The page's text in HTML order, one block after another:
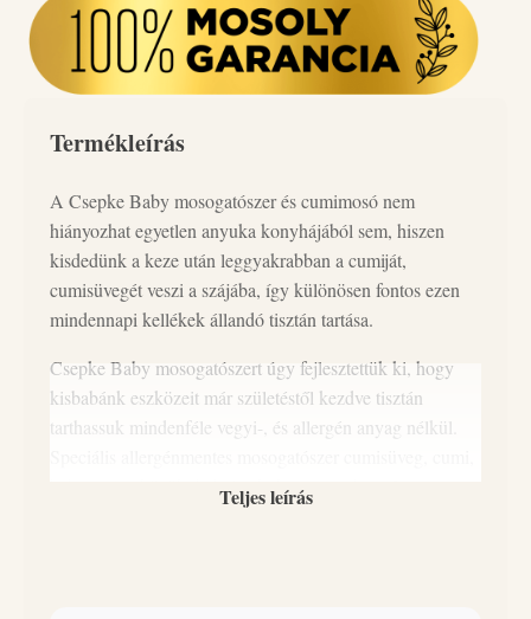
mosó
0m+
500
ml
mennyiség
Termékleírás
A Csepke Baby mosogatószer és cumimosó nem
hiányozhat egyetlen anyuka konyhájából sem, hiszen
kisdedünk a keze után leggyakrabban a cumiját,
cumisüvegét veszi a szájába, így különösen fontos ezen
mindennapi kellékek állandó tisztán tartása.
Csepke Baby mosogatószert úgy fejlesztettük ki, hogy
kisbabánk eszközeit már születéstől kezdve tisztán
tarthassuk mindenféle vegyi-, és allergén anyag nélkül.
baba evőeszközök, babajátékok tisztításához. 500 ml-es
Teljes leírás